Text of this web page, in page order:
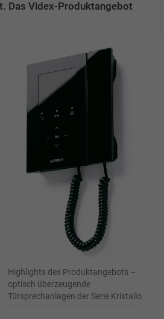
Das Videx-Produktangebot
Highlights des Produktangebots –
optisch überzeugende
Türsprechanlagen der Serie Kristallo